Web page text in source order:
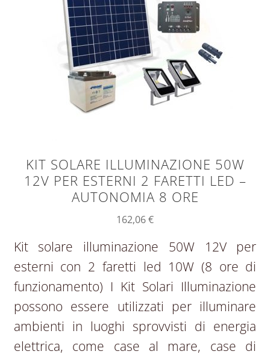
KIT SOLARE ILLUMINAZIONE 50W
12V PER ESTERNI 2 FARETTI LED –
AUTONOMIA 8 ORE
162,06€
Kit solare illuminazione 50W 12V per
esterni con 2 faretti led 10W (8 ore di
funzionamento) I Kit Solari Illuminazione
possono essere utilizzati per illuminare
ambienti in luoghi sprovvisti di energia
elettrica, come case al mare, case di